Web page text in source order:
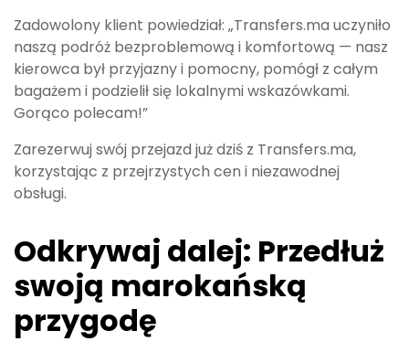
Zadowolony klient powiedział: „Transfers.ma uczyniło
naszą podróż bezproblemową i komfortową — nasz
kierowca był przyjazny i pomocny, pomógł z całym
bagażem i podzielił się lokalnymi wskazówkami.
Gorąco polecam!”
Zarezerwuj swój przejazd już dziś z Transfers.ma,
korzystając z przejrzystych cen i niezawodnej
obsługi.
Odkrywaj dalej: Przedłuż
swoją marokańską
przygodę